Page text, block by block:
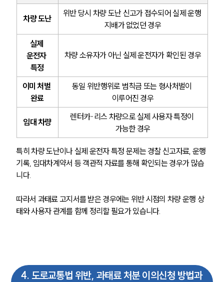
차량 도난
위반 당시 차량 도난 신고가 접수되어 실제 운행
지배가 없었던 경우
실제
운전자
특정
차량 소유자가 아닌 실제 운전자가 확인된 경우
이미 처벌
완료
동일 위반행위로 범칙금 또는 형사처벌이
이루어진 경우
임대 차량
렌터카·리스 차량으로 실제 사용자 특정이
가능한 경우
특히 차량 도난이나 실제 운전자 특정 문제는 경찰 신고자료, 운행
기록, 임대차계약서 등 객관적 자료를 통해 확인되는 경우가 많습
니다.
따라서 과태료 고지서를 받은 경우에는 위반 시점의 차량 운행 상
태와 사용자 관계를 함께 정리할 필요가 있습니다.
4. 도로교통법 위반, 과태료 처분 이의신청 방법과